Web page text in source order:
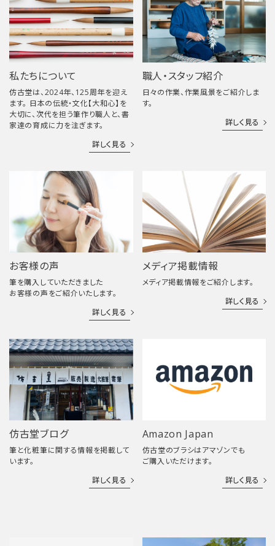
私たちについて
仿古堂は、2024年、125周年を迎え
ます。 日本の伝統・文化【大和心】を
大切に、次代を担う筆作り職人と、書
家達の育成に力を注ぎます。
詳しく見る
職人・スタッフ紹介
日々の作業、作業風景をご紹介しま
す。
詳しく見る
お客様の声
筆を購入していただきました
お客様の声をご紹介いたします。
詳しく見る
メディア掲載情報
メディア掲載情報をご紹介します。
詳しく見る
仿古堂ブログ
筆と化粧筆に関する情報を掲載して
います。
詳しく見る
Amazon Japan
仿古堂のブラシはアマゾンでも
ご購入いただけます。
詳しく見る